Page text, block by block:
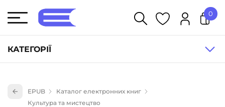
КАТЕГОРІЇ
Книги для дітей (836)
0
EPUB
Каталог електронних книг
Культура та мистецтво